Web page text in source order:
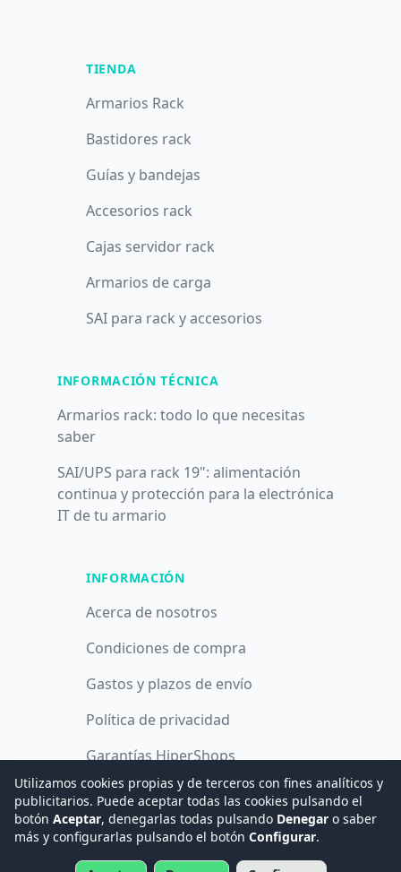
TIENDA
Armarios Rack
Bastidores rack
Guías y bandejas
Accesorios rack
Cajas servidor rack
Armarios de carga
SAI para rack y accesorios
INFORMACIÓN TÉCNICA
Armarios rack: todo lo que necesitas
saber
SAI/UPS para rack 19": alimentación
continua y protección para la electrónica
IT de tu armario
INFORMACIÓN
Acerca de nosotros
Condiciones de compra
Gastos y plazos de envío
Política de privacidad
Garantías HiperShops
Política de cookies
Utilizamos cookies propias y de terceros con fines analíticos y
publicitarios. Puede aceptar todas las cookies pulsando el
botón Aceptar, denegarlas todas pulsando Denegar o saber
más y configurarlas pulsando el botón Configurar.